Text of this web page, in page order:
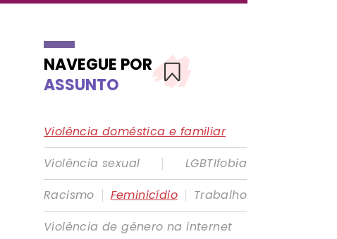
NAVEGUE POR
ASSUNTO
Violência doméstica e familiar
Violência sexual
|
LGBTIfobia
Racismo | Feminicídio | Trabalho
Violência de gênero na internet